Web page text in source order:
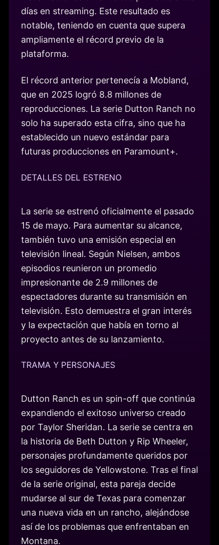
días en streaming. Este resultado es
notable, teniendo en cuenta que supera
ampliamente el récord previo de la
plataforma.
El récord anterior pertenecía a Mobland,
que en 2025 logró 8.8 millones de
reproducciones. La serie Dutton Ranch no
solo ha superado esta cifra, sino que ha
establecido un nuevo estándar para
futuras producciones en Paramount+.
DETALLES DEL ESTRENO
La serie se estrenó oficialmente el pasado
15 de mayo. Para aumentar su alcance,
también tuvo una emisión especial en
televisión lineal. Según Nielsen, ambos
episodios reunieron un promedio
impresionante de 2.9 millones de
espectadores durante su transmisión en
televisión. Esto demuestra el gran interés
y la expectación que había en torno al
proyecto antes de su lanzamiento.
TRAMA Y PERSONAJES
Dutton Ranch es un spin-off que continúa
expandiendo el exitoso universo creado
por Taylor Sheridan. La serie se centra en
la historia de Beth Dutton y Rip Wheeler,
personajes profundamente queridos por
los seguidores de Yellowstone. Tras el final
de la serie original, esta pareja decide
mudarse al sur de Texas para comenzar
una nueva vida en un rancho, alejándose
así de los problemas que enfrentaban en
Montana.